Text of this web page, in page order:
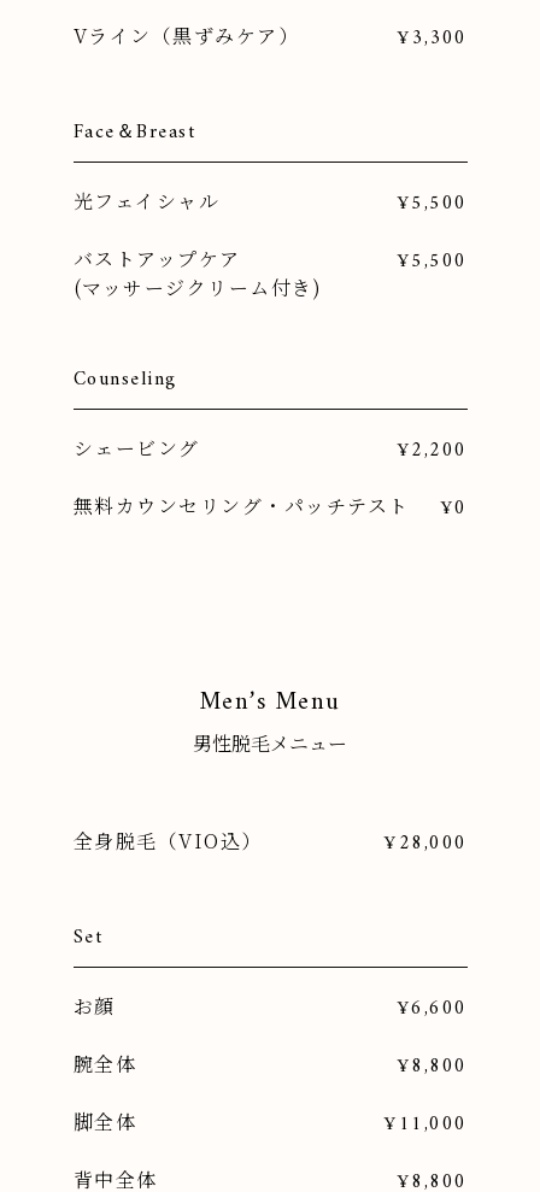
Vライン（黒ずみケア） ¥3,300
Face＆Breast
光フェイシャル ¥5,500
バストアップケア
(マッサージクリーム付き)
¥5,500
Counseling
シェービング ¥2,200
無料カウンセリング・パッチテスト ¥0
Men’s Menu
男性脱毛メニュー
全身脱毛（VIO込） ¥28,000
Set
お顔 ¥6,600
腕全体 ¥8,800
脚全体 ¥11,000
背中全体 ¥8,800